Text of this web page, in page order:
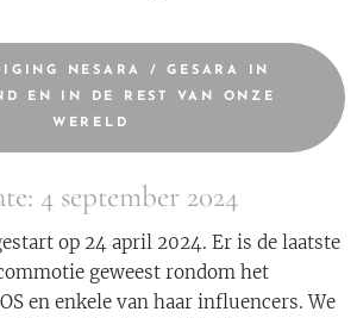
NESARA / GESARA IN
EN IN DE REST VAN ONZE
WERELD
4 september 2024
op 24 april 2024. Er is de laatste
geweest rondom het
en enkele van haar influencers. We